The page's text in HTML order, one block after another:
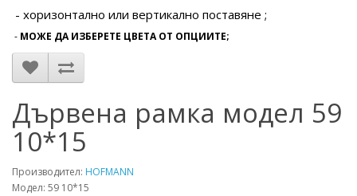
- хоризонтално или вертикално поставяне ;
- МОЖЕ ДА ИЗБЕРЕТЕ ЦВЕТА ОТ ОПЦИИТЕ;
Дървена рамка модел 59
10*15
Производител: HOFMANN
Модел: 59 10*15